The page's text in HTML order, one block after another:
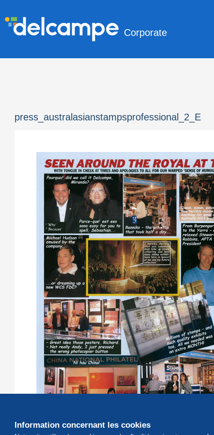
Corporate
press_australasianstampsprofessional_2_E
Information concernant les cookies